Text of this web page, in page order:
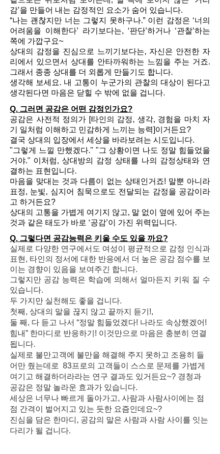
감’을 만들어 내는 감정적인 요소가 숨어 있습니다.
“나는 괜찮지만 너는 그렇지 못하구나.” 이런 감정은 ‘너의
어려움을 이해한다’ 라기보다는, ‘판단’하거나 ‘관찰’하는
쪽에 가깝구요~
상대의 감정을 진심으로 느끼기보다는, 자신은 안전한 자
리에서 있으면서 상대를 안타까워하는 느낌을 주는 거죠.
그래서 종종 상대를 더 외롭게 만들기도 합니다.
생각해 보세요. 내 고통이 누군가의 관찰의 대상이 된다고
생각된다면 마음은 닫힐 수 밖에 없을 겁니다.
Q. 그러면 공감은 어떤 감정인가요?
공감은 사전적 정의가 [타인의 감정, 생각, 경험을 마치 자
기 일처럼 이해하고 민감하게 느끼는 능력]이거든요?
결국 상대의 입장에서 세상을 바라보려는 시도입니다.
"그렇게 느낄 만했겠다." "그 상황이면 나도 정말 힘들었을
거야." 이처럼, 상대방의 감정 상태를 나의 감정상태와 연
결하는 표현입니다.
마음을 맞대는 것과 다름이 없는 상태인거죠! 말뿐 아니라
표정, 눈빛, 심지어 침묵으로도 전달되는 감정을 공감이라
고 하거든요?
상대의 고통을 가볍게 여기지 않고, 말 없이 옆에 있어 주는
것과 같은 태도가 바로 ‘공감’이 가진 위력입니다.
Q. 그렇다면 공감능력은 키울 수도 있을 까요?
실제로 다양한 연구에서도 여성이 평균적으로 감정 인식과
표현, 타인의 정서에 대한 반응에서 더 높은 공감 점수를 보
이는 경향이 있음을 보여주긴 합니다.
그렇지만 공감 능력은 학습에 의해서 얼마든지 키워 질 수
있습니다.
두 가지만 실천해도 좋을 겁니다.
첫째, 상대의 말을 끊지 않고 끝까지 듣기!,
둘 째, 다 듣고 나서 “정말 힘들었겠다! 나라도 속상했겠어!
힘내” 한마디로 반응하기! 이것만으로 마음은 충분히 연결
됩니다.
실제로 불만고객에 불만을 해결해 주지 못하고 조용히 들
어만 줬는데로 83프로의 고객들이 스스로 문제를 가볍게
여기고 해결하더라라는 연구 결과도 있거든요~? 경청과
공감은 정말 놀라운 효과가 있습니다.
세상은 너무나 빠르게 돌아가고, 사람과 사람사이에는 점
점 간격이 벌어지고 있는 듯한 요즘인데요~?
진심을 담은 한마디, 공감의 말은 사람과 사람 사이를 잇는
다리가 될 겁니다.